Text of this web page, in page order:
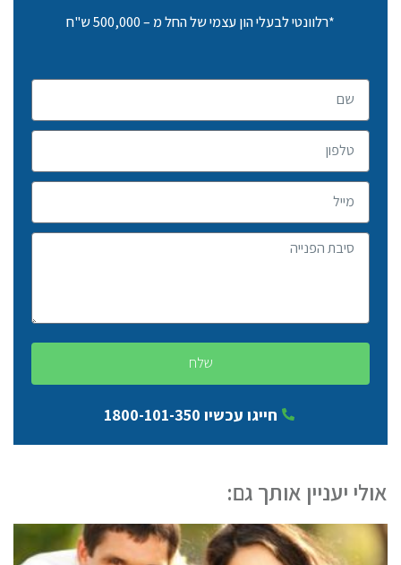
*רלוונטי לבעלי הון עצמי של החל מ – 500,000 ש"ח
שלח
חייגו עכשיו 1800-101-350
אולי יעניין אותך גם: